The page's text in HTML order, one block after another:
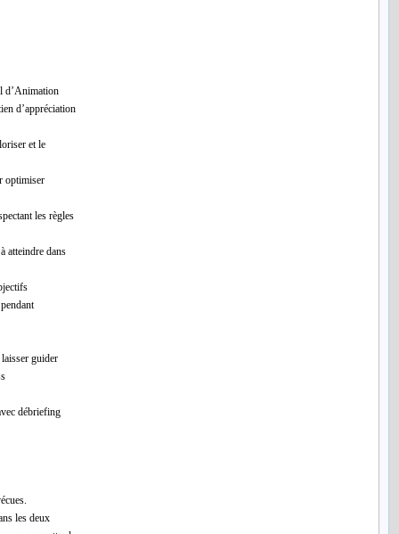
d’Animation
d’appréciation
et le
optimiser
les règles
atteindre dans
guider
débriefing
les deux